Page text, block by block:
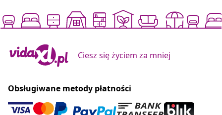
Ciesz się życiem za mniej
Obsługiwane metody płatności